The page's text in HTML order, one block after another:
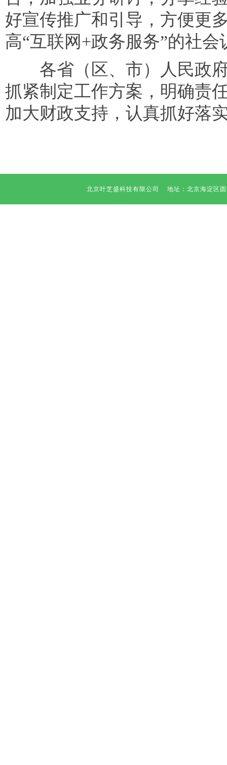
好宣传推广和引导，方便更
高“互联网+政务服务”的社
各省（区、市）人民政府
抓紧制定工作方案，明确责
加大财政支持，认真抓好落
北京叶芝盛科技有限公司 地址：北京海淀区